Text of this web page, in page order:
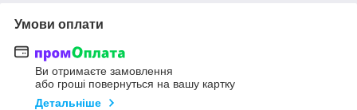
Умови оплати
Ви отримаєте замовлення
або гроші повернуться на вашу картку
Детальніше